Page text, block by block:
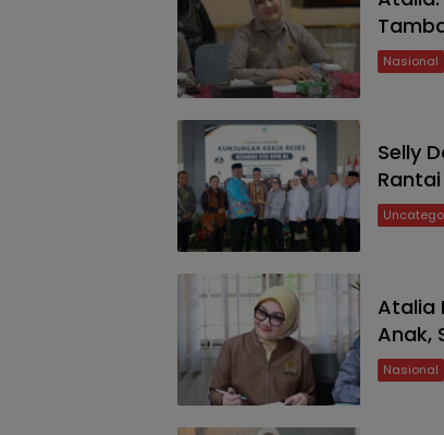
Nasional
Selly
Atalia
Anak,
Nasional